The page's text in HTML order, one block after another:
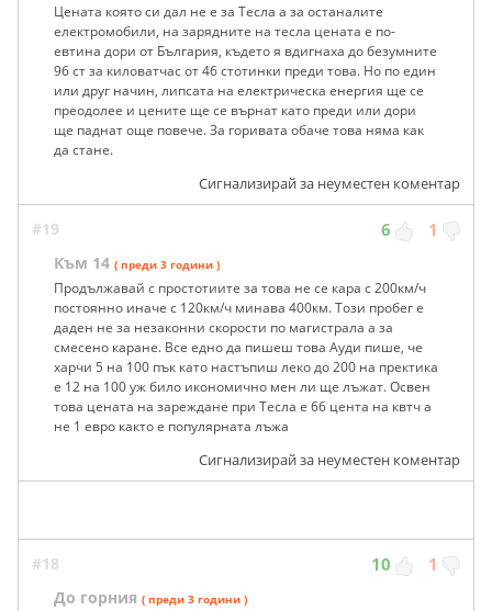
Цената която си дал не е за Тесла а за останалите
електромобили, на зарядните на тесла цената е по-
евтина дори от България, където я вдигнаха до безумните
96 ст за киловатчас от 46 стотинки преди това. Но по един
или друг начин, липсата на електрическа енергия ще се
преодолее и цените ще се върнат като преди или дори
ще паднат още повече. За горивата обаче това няма как
да стане.
Сигнализирай за неуместен коментар
#19 6 1
Към 14 ( преди 3 години )
Продължавай с простотиите за това не се кара с 200км/ч
постоянно иначе с 120км/ч минава 400км. Този пробег е
даден не за незаконни скорости по магистрала а за
смесено каране. Все едно да пишеш това Ауди пише, че
харчи 5 на 100 пък като настъпиш леко до 200 на пректика
е 12 на 100 уж било икономично мен ли ще лъжат. Освен
това цената на зареждане при Тесла е 66 цента на квтч а
не 1 евро както е популярната лъжа
Сигнализирай за неуместен коментар
#18 10 1
До горния ( преди 3 години )